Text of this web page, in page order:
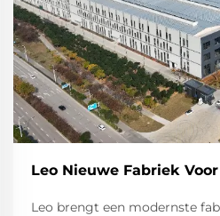
Leo Nieuwe Fabriek
Leo brengt een modernste